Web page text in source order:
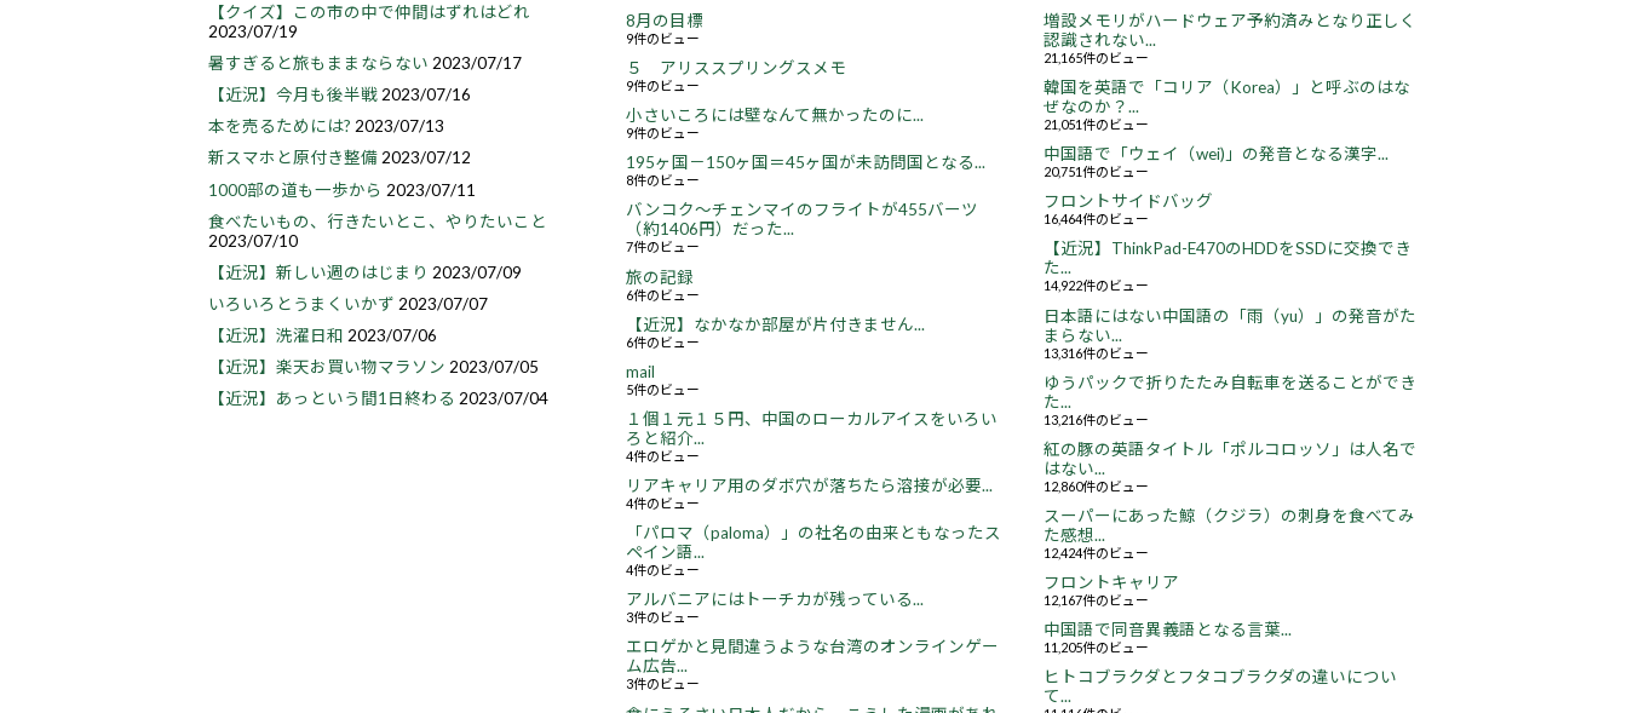
【クイズ】この市の中で仲間はずれはどれ
2023/07/19
暑すぎると旅もままならない 2023/07/17
【近況】今月も後半戦 2023/07/16
本を売るためには? 2023/07/13
新スマホと原付き整備2023/07/12
1000部の道も一歩から 2023/07/11
食べたいもの、行きたいとこ、やりたいこと
2023/07/10
【近況】新しい週のはじまり 2023/07/09
いろいろとうまくいかず 2023/07/07
【近況】洗濯日和 2023/07/06
【近況】楽天お買い物マラソン 2023/07/05
【近況】あっという間1日終わる 2023/07/04
8月の目標
9件のビュー
５ アリススプリングスメモ
9件のビュー
小さいころには壁なんて無かったのに...
9件のビュー
195ヶ国－150ヶ国＝45ヶ国が未訪問国となる...
8件のビュー
バンコク～チェンマイのフライトが455バーツ
（約1406円）だった...
7件のビュー
旅の記録
6件のビュー
【近況】なかなか部屋が片付きません...
6件のビュー
mail
5件のビュー
１個１元１５円、中国のローカルアイスをいろい
ろと紹介...
4件のビュー
リアキャリア用のダボ穴が落ちたら溶接が必要...
4件のビュー
「パロマ（paloma）」の社名の由来ともなったス
ペイン語...
4件のビュー
アルバニアにはトーチカが残っている...
3件のビュー
エロゲかと見間違うような台湾のオンラインゲー
ム広告...
3件のビュー
増設メモリがハードウェア予約済みとなり正しく
認識されない...
21,165件のビュー
韓国を英語で「コリア（Korea）」と呼ぶのはな
ぜなのか？...
21,051件のビュー
中国語で「ウェイ（wei)」の発音となる漢字...
20,751件のビュー
フロントサイドバッグ
16,464件のビュー
【近況】ThinkPad-E470のHDDをSSDに交換でき
た...
14,922件のビュー
日本語にはない中国語の「雨（yu）」の発音がた
まらない...
13,316件のビュー
ゆうパックで折りたたみ自転車を送ることができ
た...
13,216件のビュー
紅の豚の英語タイトル「ポルコロッソ」は人名で
はない...
12,860件のビュー
スーパーにあった鯨（クジラ）の刺身を食べてみ
た感想...
12,424件のビュー
フロントキャリア
12,167件のビュー
中国語で同音異義語となる言葉...
11,205件のビュー
ヒトコブラクダとフタコブラクダの違いについ
て...